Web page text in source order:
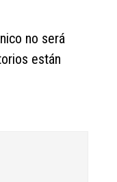
no será
están